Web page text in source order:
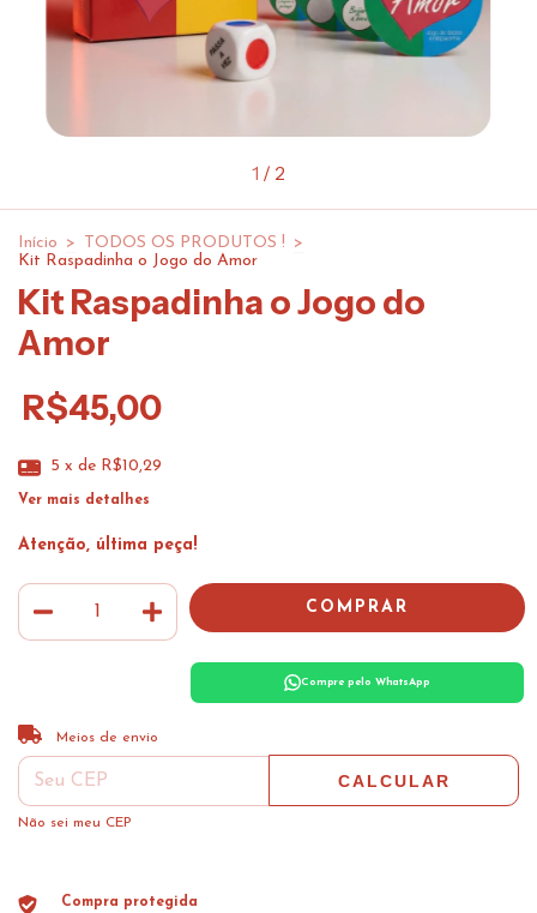
1 / 2
Início > TODOS OS PRODUTOS ! >
Kit Raspadinha o Jogo do Amor
Kit Raspadinha o Jogo do
Amor
R$45,00
5 x de R$10,29
Ver mais detalhes
Atenção, última peça!
Compre pelo WhatsApp
Entregas para o CEP:
Meios de envio
CALCULAR
Não sei meu CEP
Compra protegida